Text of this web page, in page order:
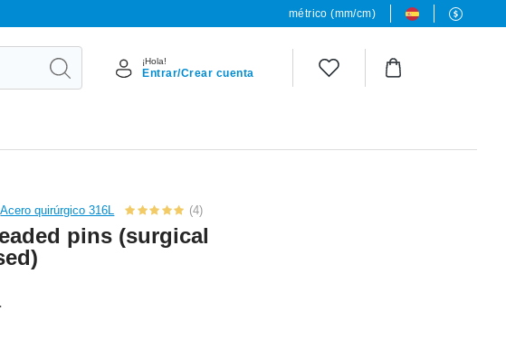
métrico (mm/cm)
¡Hola!
Entrar/Crear cuenta
Acero quirúrgico 316L (4)
pins (surgical